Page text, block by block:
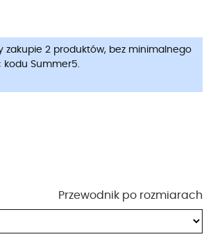
zakupie 2 produktów, bez minimalnego
kodu Summer5.
Przewodnik po rozmiarach
czy wybierasz się na wędrówkę na
ważne dokumenty
bilety, karty bankowe...
Wallet od Ospreyzostała
dla skóry siateczki oraz
na biodra.Szybko zapomnisz, że